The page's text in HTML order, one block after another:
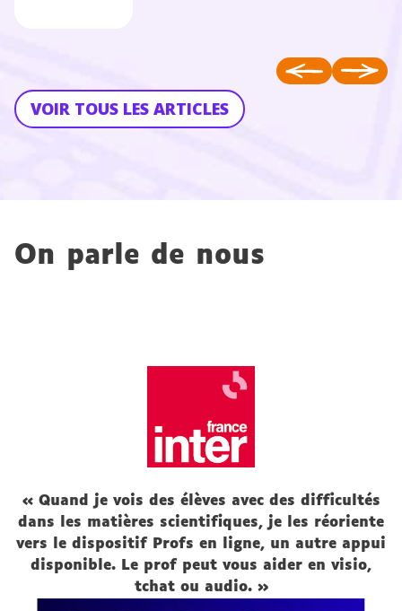
VOIR TOUS LES ARTICLES
On parle de nous
« Quand je vois des élèves avec des difficultés
dans les matières scientifiques, je les réoriente
vers le dispositif Profs en ligne, un autre appui
disponible. Le prof peut vous aider en visio,
tchat ou audio. »